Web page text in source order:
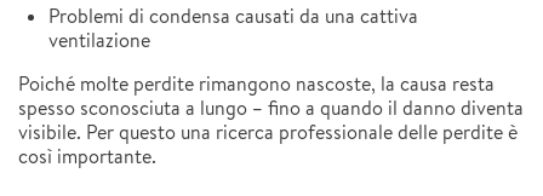
Problemi di condensa causati da una cattiva
ventilazione
Poiché molte perdite rimangono nascoste, la causa resta
spesso sconosciuta a lungo – fino a quando il danno diventa
visibile. Per questo una ricerca professionale delle perdite è
così importante.